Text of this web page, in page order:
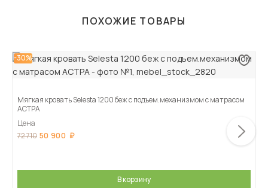
ПОХОЖИЕ ТОВАРЫ
-30%
Мягкая кровать Selesta 1200 беж с подъем.механизмом с матрасом
АСТРА
Цена
72 710 50 900
В корзину